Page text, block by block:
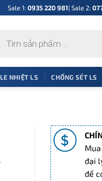
Sale 1: 0935 220 981| Sale 2:
NHIỆT LS CHỐNG SÉT LS
đại
để